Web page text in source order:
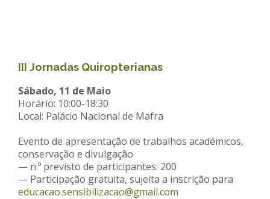
III Jornadas Quiropterianas
Sábado, 11 de Maio
Horário: 10:00-18:30
Local: Palácio Nacional de Mafra
Evento de apresentação de trabalhos académicos,
conservação e divulgação
— n.º previsto de participantes: 200
— Participação gratuita, sujeita a inscrição para
educacao.sensibilizacao@gmail.com